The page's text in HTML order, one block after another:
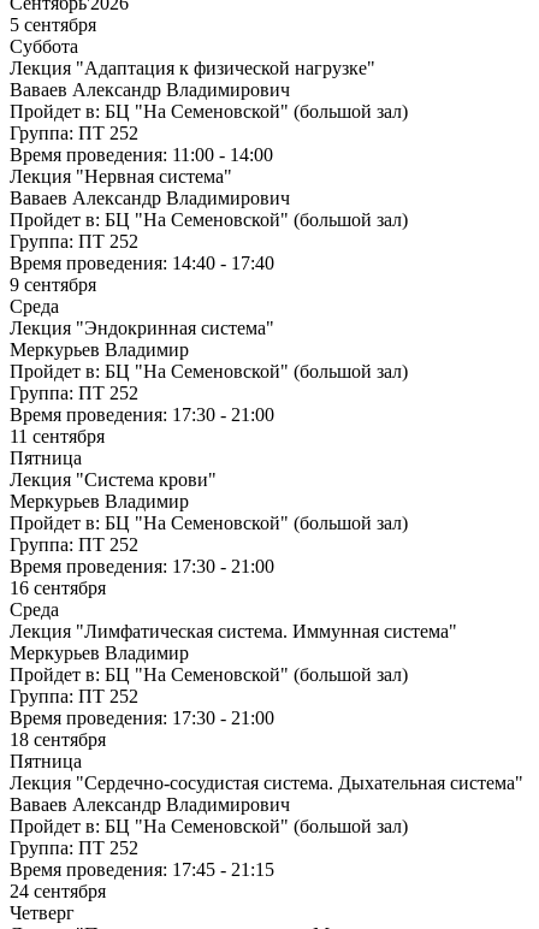
5 сентября
Суббота
Лекция "Адаптация к физической нагрузке"
Ваваев Александр Владимирович
Пройдет в: БЦ "На Семеновской" (большой зал)
Группа: ПТ 252
Время проведения: 11:00 - 14:00
Лекция "Нервная система"
Ваваев Александр Владимирович
Пройдет в: БЦ "На Семеновской" (большой зал)
Группа: ПТ 252
Время проведения: 14:40 - 17:40
9 сентября
Среда
Лекция "Эндокринная система"
Меркурьев Владимир
Пройдет в: БЦ "На Семеновской" (большой зал)
Группа: ПТ 252
Время проведения: 17:30 - 21:00
11 сентября
Пятница
Лекция "Система крови"
Меркурьев Владимир
Пройдет в: БЦ "На Семеновской" (большой зал)
Группа: ПТ 252
Время проведения: 17:30 - 21:00
16 сентября
Среда
Лекция "Лимфатическая система. Иммунная система"
Меркурьев Владимир
Пройдет в: БЦ "На Семеновской" (большой зал)
Группа: ПТ 252
Время проведения: 17:30 - 21:00
18 сентября
Пятница
Лекция "Сердечно-сосудистая система. Дыхательная система"
Ваваев Александр Владимирович
Пройдет в: БЦ "На Семеновской" (большой зал)
Группа: ПТ 252
Время проведения: 17:45 - 21:15
24 сентября
Четверг